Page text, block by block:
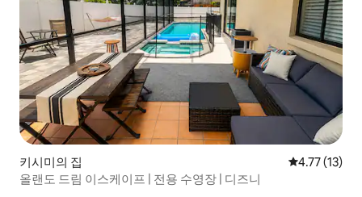
키시미의 집 평점 4.77점
4.77 (13)
올랜도 드림 이스케이프 | 전용 수영장 | 디즈니